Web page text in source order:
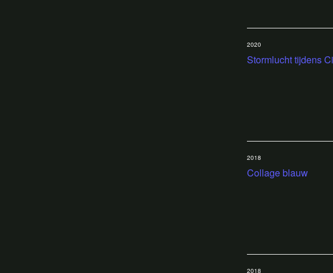
Stormlucht tijdens
2020
Collage blauw
2018
2018